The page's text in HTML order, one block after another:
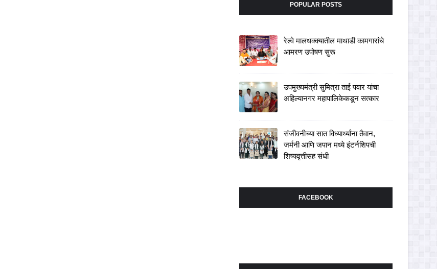
POPULAR POSTS
रेल्वे मालधक्क्यातील माथाडी कामगारांचे
आमरण उपोषण सुरू
उपमुख्यमंत्री सुमित्रा ताई पवार यांचा
अहिल्यानगर महापालिकेकडून सत्कार
संजीवनीच्या सात विध्यार्थ्यांना तैवान,
जर्मनी आणि जपान मध्ये इंटर्नशिपची
शिष्यवृत्तीसह संधी
FACEBOOK